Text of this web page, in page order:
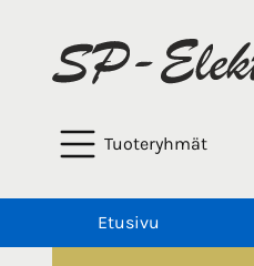
Tuoteryhmät
Etusivu